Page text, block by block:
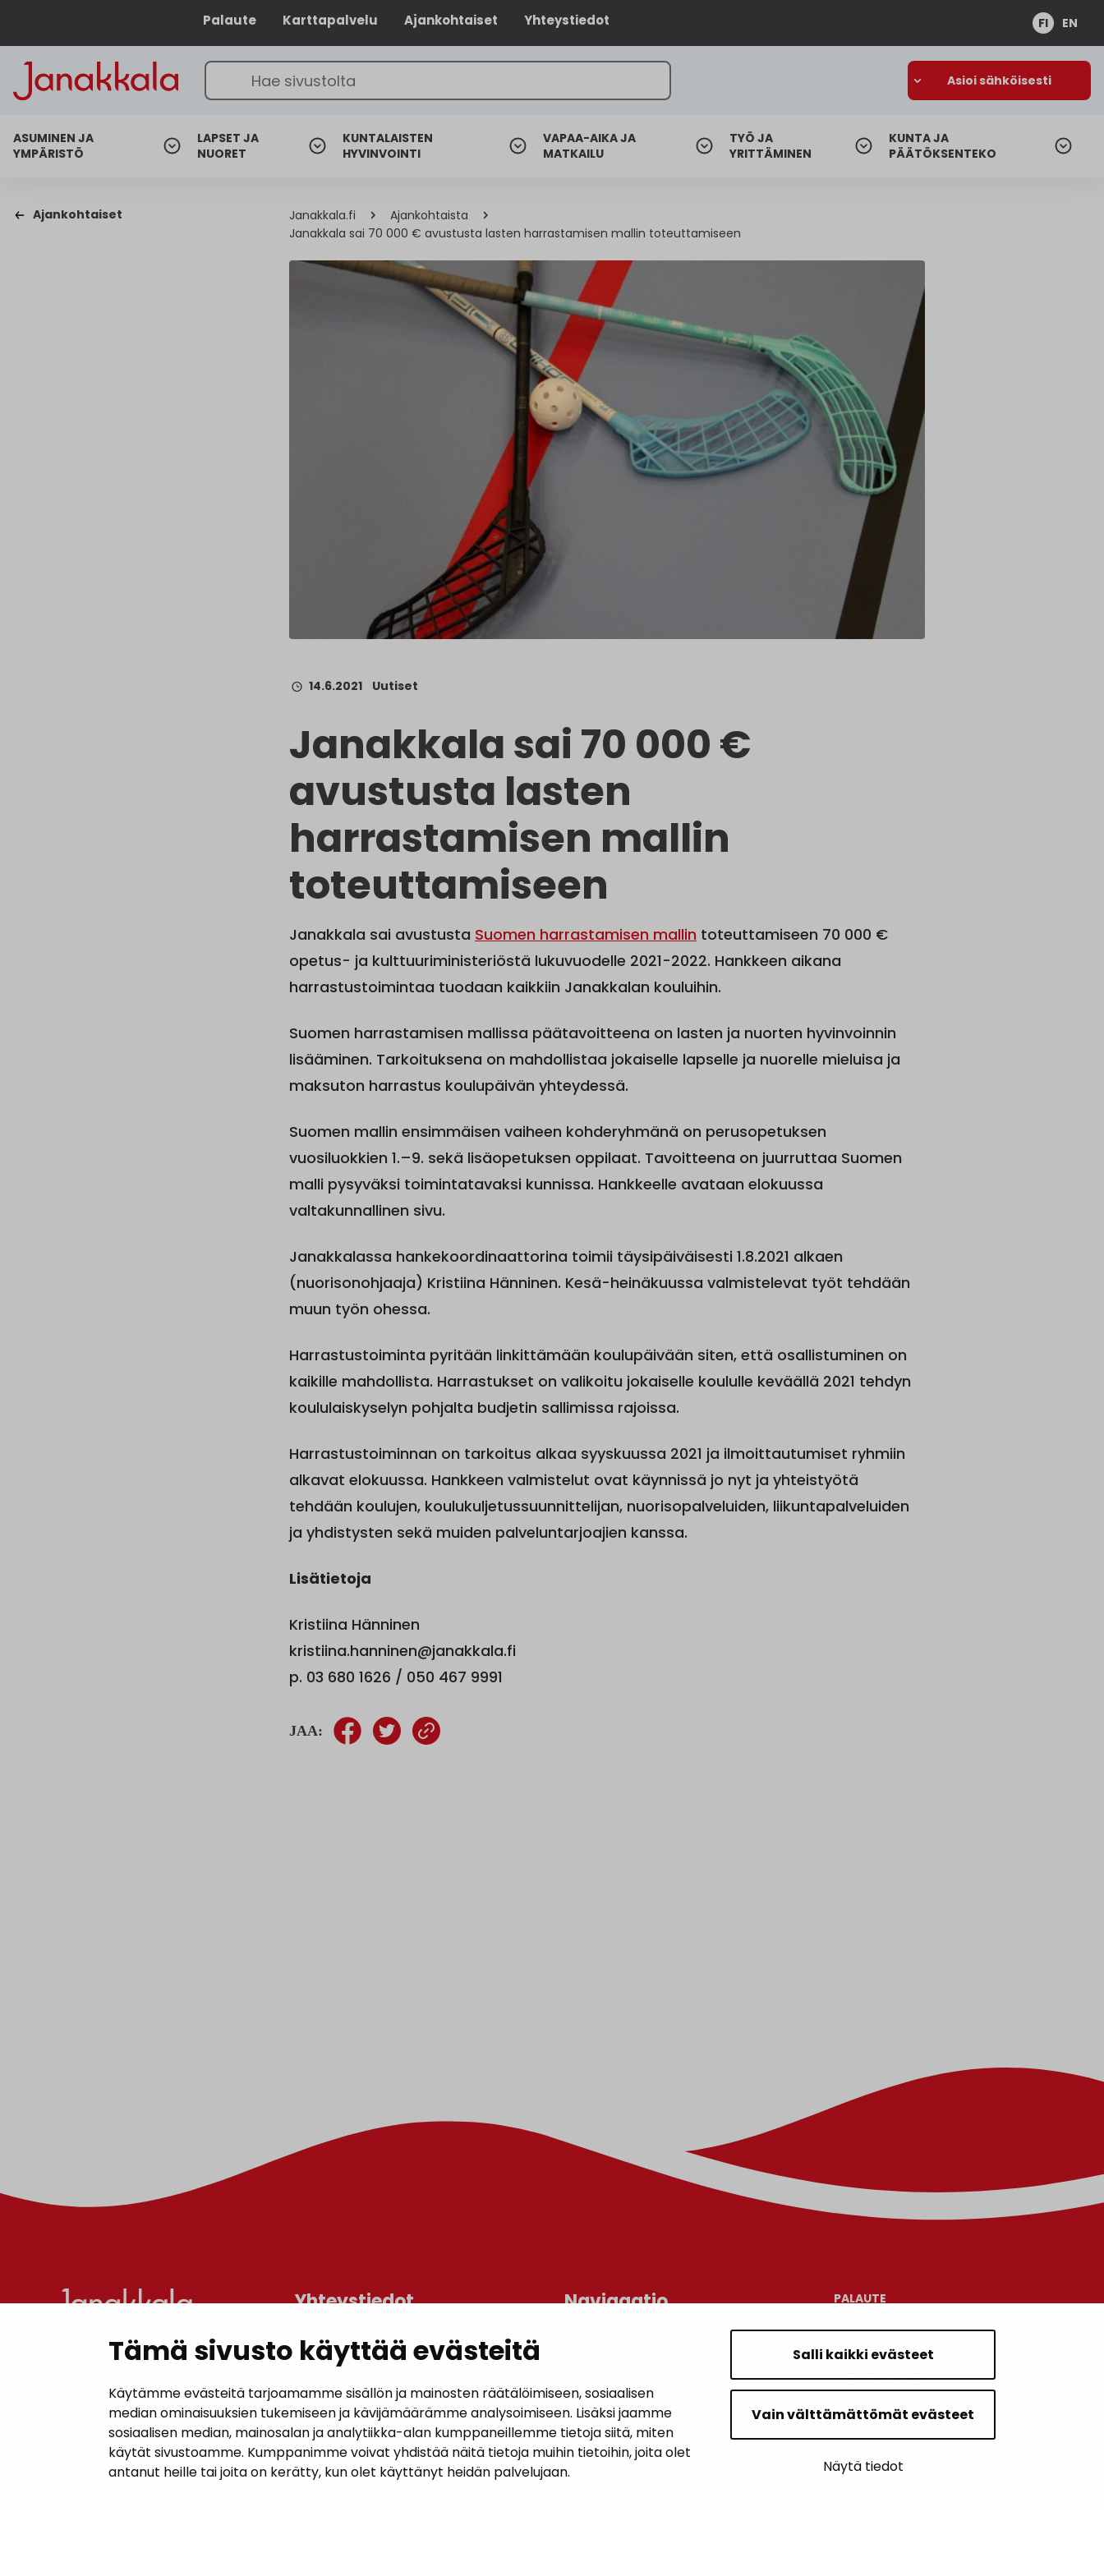
Tämä sivusto käyttää evästeitä
Käytämme evästeitä tarjoamamme sisällön ja mainosten räätälöimiseen, sosiaalisen
median ominaisuuksien tukemiseen ja kävijämäärämme analysoimiseen. Lisäksi jaamme
sosiaalisen median, mainosalan ja analytiikka-alan kumppaneillemme tietoja siitä, miten
käytät sivustoamme. Kumppanimme voivat yhdistää näitä tietoja muihin tietoihin, joita olet
antanut heille tai joita on kerätty, kun olet käyttänyt heidän palvelujaan.
Salli kaikki evästeet
Vain välttämättömät evästeet
Näytä tiedot
Palaute Karttapalvelu Ajankohtaiset Yhteystiedot FI EN
Asioi sähköisesti
ASUMINEN JA
YMPÄRISTÖ
LAPSET JA
NUORET
KUNTALAISTEN
HYVINVOINTI
VAPAA-AIKA JA
MATKAILU
TYÖ JA
YRITTÄMINEN
KUNTA JA
PÄÄTÖKSENTEKO
Ajankohtaiset Janakkala.fi
Ajankohtaista
Janakkala sai 70 000 € avustusta lasten harrastamisen mallin toteuttamiseen
14.6.2021 Uutiset
Janakkala sai 70 000 €
avustusta lasten
harrastamisen mallin
toteuttamiseen
Janakkala sai avustusta Suomen harrastamisen mallin toteuttamiseen 70 000 €
opetus- ja kulttuuriministeriöstä lukuvuodelle 2021-2022. Hankkeen aikana
harrastustoimintaa tuodaan kaikkiin Janakkalan kouluihin.
Suomen harrastamisen mallissa päätavoitteena on lasten ja nuorten hyvinvoinnin
lisääminen. Tarkoituksena on mahdollistaa jokaiselle lapselle ja nuorelle mieluisa ja
maksuton harrastus koulupäivän yhteydessä.
Suomen mallin ensimmäisen vaiheen kohderyhmänä on perusopetuksen
vuosiluokkien 1.–9. sekä lisäopetuksen oppilaat. Tavoitteena on juurruttaa Suomen
malli pysyväksi toimintatavaksi kunnissa. Hankkeelle avataan elokuussa
valtakunnallinen sivu.
Janakkalassa hankekoordinaattorina toimii täysipäiväisesti 1.8.2021 alkaen
(nuorisonohjaaja) Kristiina Hänninen. Kesä-heinäkuussa valmistelevat työt tehdään
muun työn ohessa.
Harrastustoiminta pyritään linkittämään koulupäivään siten, että osallistuminen on
kaikille mahdollista. Harrastukset on valikoitu jokaiselle koululle keväällä 2021 tehdyn
koululaiskyselyn pohjalta budjetin sallimissa rajoissa.
Harrastustoiminnan on tarkoitus alkaa syyskuussa 2021 ja ilmoittautumiset ryhmiin
alkavat elokuussa. Hankkeen valmistelut ovat käynnissä jo nyt ja yhteistyötä
tehdään koulujen, koulukuljetussuunnittelijan, nuorisopalveluiden, liikuntapalveluiden
ja yhdistysten sekä muiden palveluntarjoajien kanssa.
Lisätietoja
Kristiina Hänninen
kristiina.hanninen@janakkala.fi
p. 03 680 1626 / 050 467 9991
JAA:
Yhteystiedot
Janakkalan kunta
Juttilantie 1, 14200 Turenki
Puh. 050 5090 449
kirjaamo@janakkala.fi
Navigaatio
LAPSET JA NUORET
KUNTALAISTEN HYVINVOINTI
VAPAA-AIKA JA MATKAILU
PALAUTE
YHTEYSTIEDOT
KARTTAPALVELU